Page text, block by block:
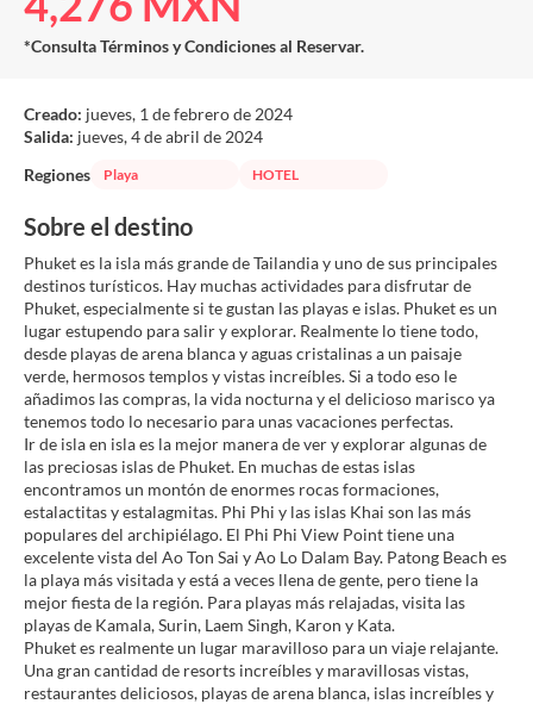
*Consulta Términos y Condiciones al Reservar.
Creado: jueves, 1 de febrero de 2024
Salida: jueves, 4 de abril de 2024
Regiones
Playa HOTEL
Sobre el destino
Phuket es la isla más grande de Tailandia y uno de sus principales
destinos turísticos. Hay muchas actividades para disfrutar de
Phuket, especialmente si te gustan las playas e islas. Phuket es un
lugar estupendo para salir y explorar. Realmente lo tiene todo,
desde playas de arena blanca y aguas cristalinas a un paisaje
verde, hermosos templos y vistas increíbles. Si a todo eso le
añadimos las compras, la vida nocturna y el delicioso marisco ya
tenemos todo lo necesario para unas vacaciones perfectas.
Ir de isla en isla es la mejor manera de ver y explorar algunas de
las preciosas islas de Phuket. En muchas de estas islas
encontramos un montón de enormes rocas formaciones,
estalactitas y estalagmitas. Phi Phi y las islas Khai son las más
populares del archipiélago. El Phi Phi View Point tiene una
excelente vista del Ao Ton Sai y Ao Lo Dalam Bay. Patong Beach es
la playa más visitada y está a veces llena de gente, pero tiene la
mejor fiesta de la región. Para playas más relajadas, visita las
playas de Kamala, Surin, Laem Singh, Karon y Kata.
Phuket es realmente un lugar maravilloso para un viaje relajante.
Una gran cantidad de resorts increíbles y maravillosas vistas,
restaurantes deliciosos, playas de arena blanca, islas increíbles y